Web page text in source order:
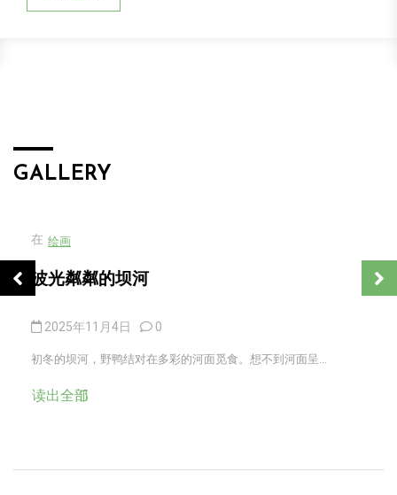
GALLERY
在 绘画
波光粼粼的坝河
2025年11月4日 0
初冬的坝河，野鸭结对在多彩的河面觅食。想不到河面呈...
读出全部